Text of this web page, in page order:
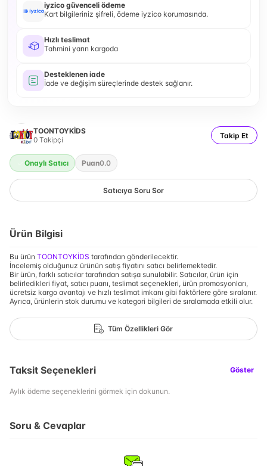
iyzico güvenceli ödeme
Kart bilgileriniz şifreli, ödeme iyzico korumasında.
Hızlı teslimat
Tahmini yarın kargoda
Desteklenen iade
İade ve değişim süreçlerinde destek sağlanır.
TOONTOYKİDS
0 Takipçi Takip Et
Onaylı Satıcı Puan0.0
Satıcıya Soru Sor
Ürün Bilgisi
Bu ürün TOONTOYKİDS tarafından gönderilecektir.
İncelemiş olduğunuz ürünün satış fiyatını satıcı belirlemektedir.
Bir ürün, farklı satıcılar tarafından satışa sunulabilir. Satıcılar, ürün için
belirledikleri fiyat, satıcı puanı, teslimat seçenekleri, ürün promosyonları,
ücretsiz kargo avantajı ve hızlı teslimat imkanı gibi faktörlere göre sıralanır.
Ayrıca, ürünlerin stok durumu ve kategori bilgileri de sıralamada etkili olur.
Tüm Özellikleri Gör
Taksit Seçenekleri Göster
Aylık ödeme seçeneklerini görmek için dokunun.
Soru & Cevaplar